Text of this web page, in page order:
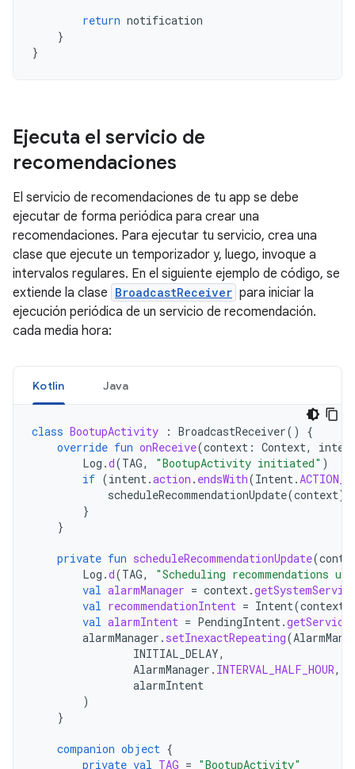
return notification
}
}
Ejecuta el servicio de
recomendaciones
El servicio de recomendaciones de tu app se debe
ejecutar de forma periódica para crear una
recomendaciones. Para ejecutar tu servicio, crea una
clase que ejecute un temporizador y, luego, invoque a
intervalos regulares. En el siguiente ejemplo de código, se
extiende la clase BroadcastReceiver para iniciar la
ejecución periódica de un servicio de recomendación.
cada media hora:
Kotlin Java
class BootupActivity : BroadcastReceiver()
{
override fun onReceive(context : Context,
Log .d(TAG, "BootupActivity initiated" )
if (intent.action . endsWith(Intent.
scheduleRecommendationUpdate(context)
}
}
private fun scheduleRecommendationUpdate(
Log .d(TAG,
"Scheduling recommendations
val alarmManager = context.
val recommendationIntent = Intent(context
val alarmIntent = PendingIntent.getService
alarmManager . setInexactRepeating(
INITIAL_DELAY,
AlarmManager . INTERVAL_HALF_HOUR,
alarmIntent
)
}
companion object {
private val TAG = "BootupActivity"